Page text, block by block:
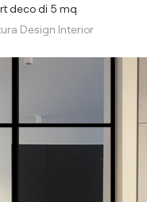
deco di 5 mq
Design Interior